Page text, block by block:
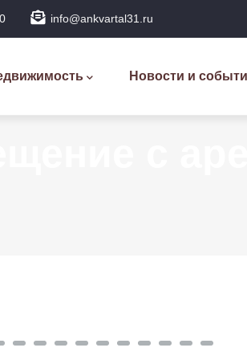
info@ankvartal31.ru
Новости и